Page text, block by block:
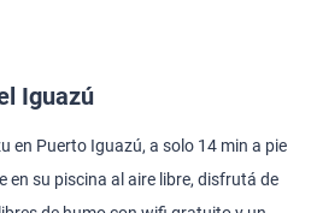
Iguazú
en Puerto Iguazú, a solo 14 min a pie
en su piscina al aire libre, disfrutá de